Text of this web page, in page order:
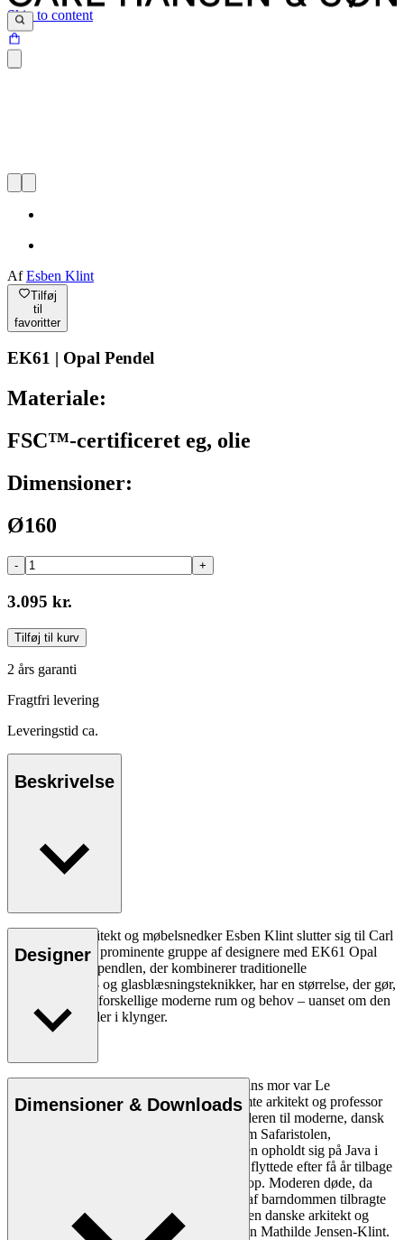
Skip to content
AfEsben Klint
Tilføj
til
favoritter
EK61 | Opal Pendel
Materiale:
FSC™-certificeret eg, olie
Dimensioner:
Ø160
- +
3.095 kr.
Tilføj til kurv
2 års garanti
Fragtfri levering
Leveringstid ca.
Beskrivelse
Den danske arkitekt og møbelsnedker Esben Klint slutter sig til Carl
Hansen & Søns prominente gruppe af designere med EK61 Opal
pendlen. EK61 pendlen, der kombinerer traditionelle
træfremstillings- og glasblæsningsteknikker, har en størrelse, der gør,
at den passer til forskellige moderne rum og behov – uanset om den
hænger alene eller i klynger.
Designer
Esben Klint blev født d. 18. juni 1915 – hans mor var Le
Bredsdorff, og faren var den verdensberømte arkitekt og professor
Kaare Klint, der i dag anses for at være faderen til moderne, dansk
design og manden bag ikoniske møbler som Safaristolen,
Faaborgstolen og Additionssofaen. Familien opholdt sig på Java i
Indonesien, da Esben Klint blev født, men flyttede efter få år tilbage
til København, hvor Esben Klint voksede op. Moderen døde, da
Esben Klint var tre år gammel, og i resten af barndommen tilbragte
han megen tid med sine bedsteforældre - den danske arkitekt og
møbeldesigner P.V. Jensen-Klint og hustuen Mathilde Jensen-Klint.
Dimensioner & Downloads